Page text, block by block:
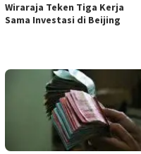
Wiraraja Teken Tiga Kerja
Sama Investasi di Beijing